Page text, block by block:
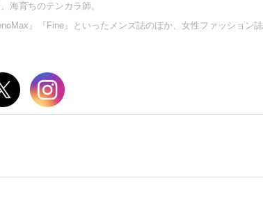
海育ちのテンカラ師。
』『Fine』といったメンズ誌のほか、女性ファッション誌